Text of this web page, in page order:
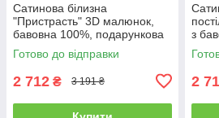
Сатинова білизна
"Пристрасть" 3D малюнок,
бавовна 100%, подарункова
упаковка полуторний
Готово до відправки
2 712 ₴ 3 191 ₴
з
2